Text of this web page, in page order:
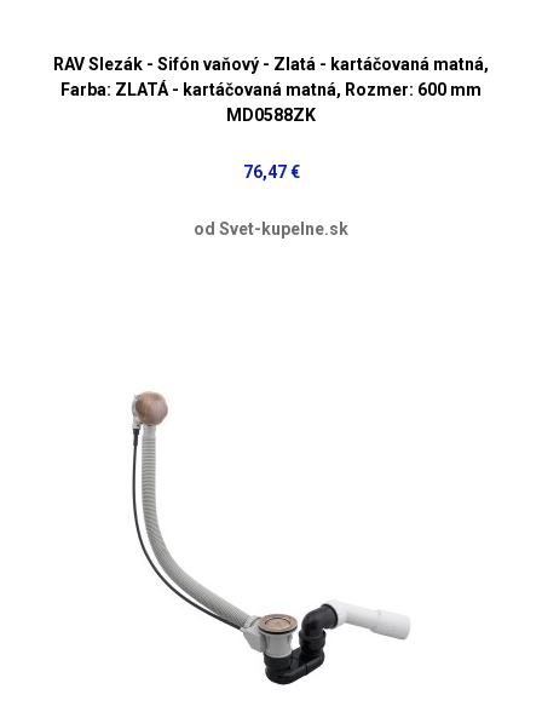
RAV Slezák - Sifón vaňový - Zlatá - kartáčovaná matná,
Farba: ZLATÁ - kartáčovaná matná, Rozmer: 600 mm
MD0588ZK
76,47 €
od Svet-kupelne.sk